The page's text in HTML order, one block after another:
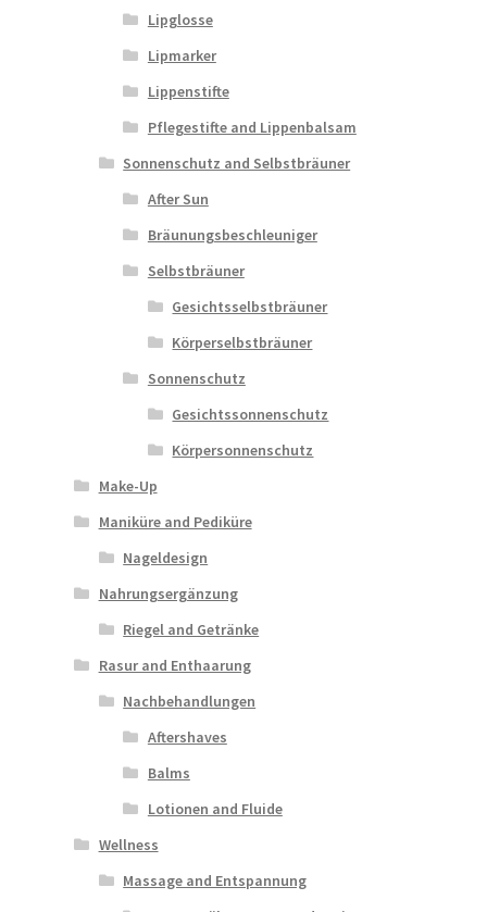
Lipglosse
Lipmarker
Lippenstifte
Pflegestifte and Lippenbalsam
Sonnenschutz and Selbstbräuner
After Sun
Bräunungsbeschleuniger
Selbstbräuner
Gesichtsselbstbräuner
Körperselbstbräuner
Sonnenschutz
Gesichtssonnenschutz
Körpersonnenschutz
Make-Up
Maniküre and Pediküre
Nageldesign
Nahrungsergänzung
Riegel and Getränke
Rasur and Enthaarung
Nachbehandlungen
Aftershaves
Balms
Lotionen and Fluide
Wellness
Massage and Entspannung